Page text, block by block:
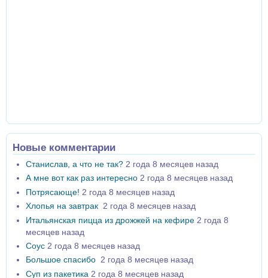
Новые комментарии
Станислав, а что не так? 2 года 8 месяцев назад
А мне вот как раз интересно 2 года 8 месяцев назад
Потрясающе! 2 года 8 месяцев назад
Хлопья на завтрак 2 года 8 месяцев назад
Итальянская пицца из дрожжей на кефире 2 года 8
месяцев назад
Соус 2 года 8 месяцев назад
Большое спасибо 2 года 8 месяцев назад
Суп из пакетика 2 года 8 месяцев назад